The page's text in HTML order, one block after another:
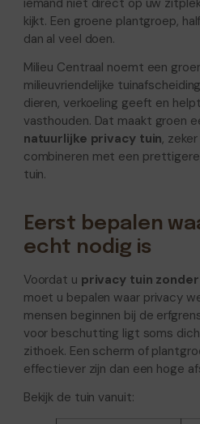
kijkt. Een groene plantgroep,
dan al veel doen.
Milieu Centraal noemt een
milieuvriendelijke
dieren, verkoeling geeft en
vasthouden. Dat maakt groen
natuurlijke privacy tuin,
combineren met een
tuin.
Eerst bepalen
echt nodig is
Voordat u privacy tuin
moet u bepalen waar privacy
mensen beginnen bij de
voor beschutting ligt soms
zithoek. Een scherm of
effectiever zijn dan een hoge
Bekijk de tuin vanuit: